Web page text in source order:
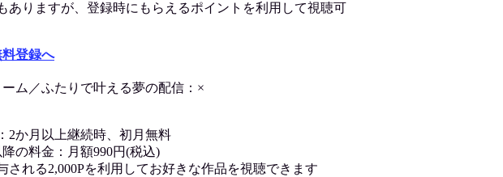
ありますが、登録時にもらえるポイントを利用して視聴可
登録へ
ム／ふたりで叶える夢の配信：×
2か月以上継続時、初月無料
の料金：月額990円(税込)
される2,000Pを利用してお好きな作品を視聴できます